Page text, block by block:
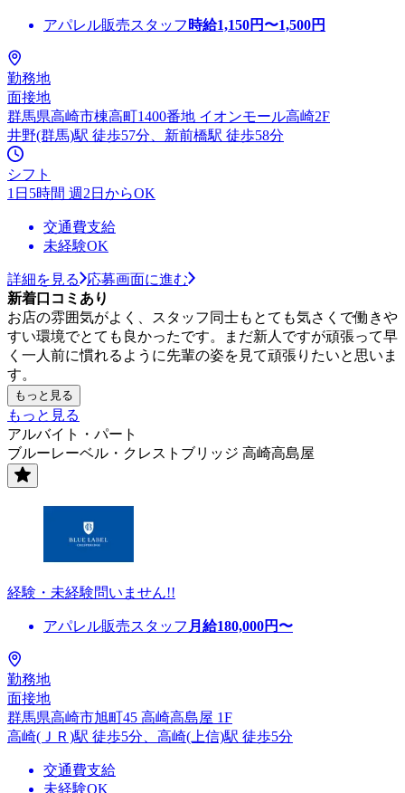
アパレル販売スタッフ 時給1,150円〜1,500円
勤務地
面接地
群馬県高崎市棟高町1400番地 イオンモール高崎2F
井野(群馬)駅 徒歩57分、新前橋駅 徒歩58分
シフト
1日5時間 週2日からOK
交通費支給
未経験OK
詳細を見る
応募画面に進む
新着口コミあり
お店の雰囲気がよく、スタッフ同士もとても気さくで働きや
すい環境でとても良かったです。まだ新人ですが頑張って早
く一人前に慣れるように先輩の姿を見て頑張りたいと思いま
す。
もっと見る
もっと見る
アルバイト・パート
ブルーレーベル・クレストブリッジ 高崎高島屋
経験・未経験問いません!!
アパレル販売スタッフ 月給180,000円〜
勤務地
面接地
群馬県高崎市旭町45 高崎高島屋 1F
高崎(ＪＲ)駅 徒歩5分、高崎(上信)駅 徒歩5分
交通費支給
未経験OK